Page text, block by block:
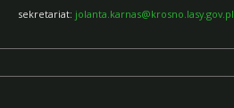
sekretariat: jolanta.karnas@krosno.lasy.gov.pl